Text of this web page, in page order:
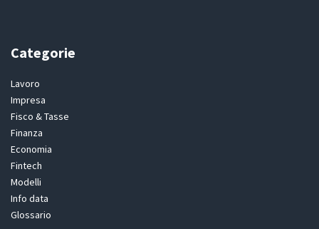
Categorie
Lavoro
Impresa
Fisco & Tasse
Finanza
Economia
Fintech
Modelli
Info data
Glossario